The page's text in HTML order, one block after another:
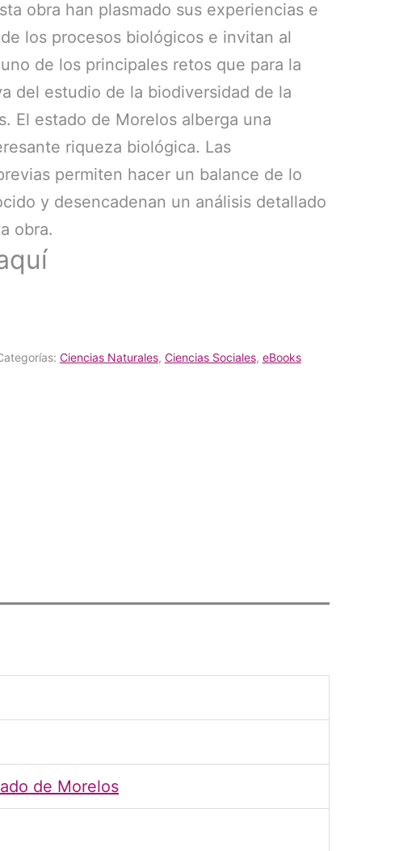
obra han plasmado sus experiencias e
los procesos biológicos e invitan al
de los principales retos que para la
del estudio de la biodiversidad de la
El estado de Morelos alberga una
riqueza biológica. Las
permiten hacer un balance de lo
y desencadenan un análisis detallado
obra.
Ciencias Naturales, Ciencias Sociales, eBooks
de Morelos